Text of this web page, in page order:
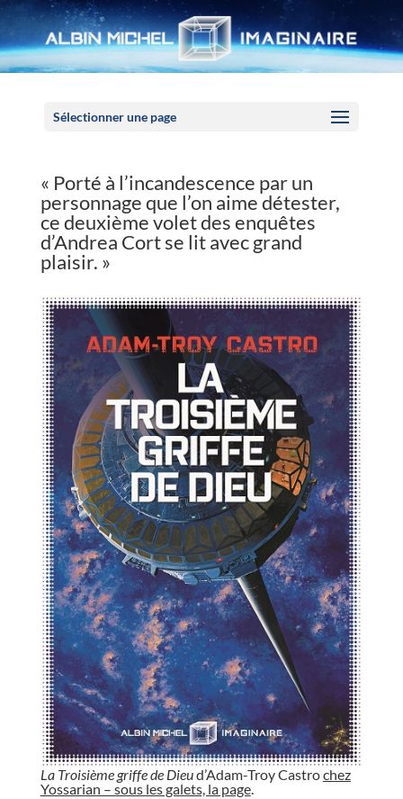
Sélectionner une page
« Porté à l’incandescence par un
personnage que l’on aime détester,
ce deuxième volet des enquêtes
d’Andrea Cort se lit avec grand
plaisir. »
La Troisième griffe de Dieud’Adam-Troy Castrochez
Yossarian – sous les galets, la page.
Panneau de gestion des cookies